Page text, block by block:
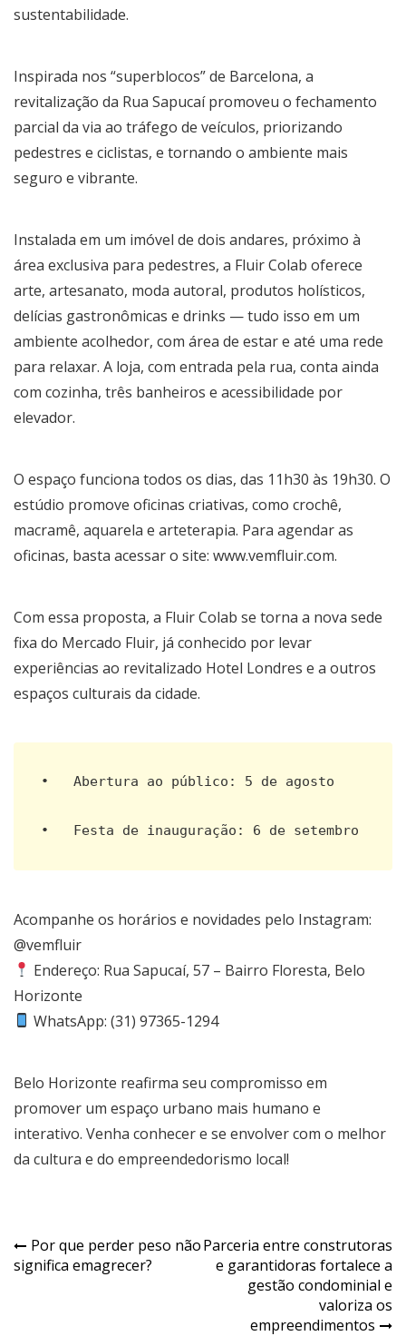
sustentabilidade.
Inspirada nos “superblocos” de Barcelona, a
revitalização da Rua Sapucaí promoveu o fechamento
parcial da via ao tráfego de veículos, priorizando
pedestres e ciclistas, e tornando o ambiente mais
seguro e vibrante.
Instalada em um imóvel de dois andares, próximo à
área exclusiva para pedestres, a Fluir Colab oferece
arte, artesanato, moda autoral, produtos holísticos,
delícias gastronômicas e drinks — tudo isso em um
ambiente acolhedor, com área de estar e até uma rede
para relaxar. A loja, com entrada pela rua, conta ainda
com cozinha, três banheiros e acessibilidade por
elevador.
O espaço funciona todos os dias, das 11h30 às 19h30. O
estúdio promove oficinas criativas, como crochê,
macramê, aquarela e arteterapia. Para agendar as
oficinas, basta acessar o site: www.vemfluir.com.
Com essa proposta, a Fluir Colab se torna a nova sede
fixa do Mercado Fluir, já conhecido por levar
experiências ao revitalizado Hotel Londres e a outros
espaços culturais da cidade.
•   Abertura ao público: 5 de agosto
•   Festa de inauguração: 6 de setembro
Acompanhe os horários e novidades pelo Instagram:
@vemfluir
Endereço: Rua Sapucaí, 57 – Bairro Floresta, Belo
Horizonte
WhatsApp: (31) 97365-1294
Belo Horizonte reafirma seu compromisso em
promover um espaço urbano mais humano e
interativo. Venha conhecer e se envolver com o melhor
da cultura e do empreendedorismo local!
Navegação
de
Por que perder peso não
significa emagrecer?
Parceria entre construtoras
e garantidoras fortalece a
gestão condominial e
valoriza os
empreendimentos